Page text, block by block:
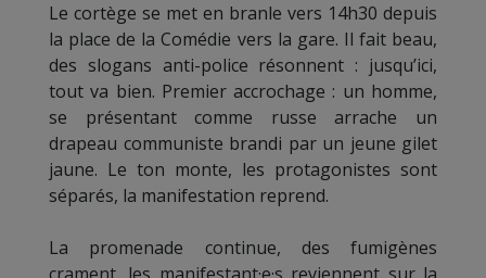
Le cortège se met en branle vers 14h30 depuis
la place de la Comédie vers la gare. Il fait beau,
des slogans anti-police résonnent : jusqu’ici,
tout va bien. Premier accrochage : un homme,
se présentant comme russe arrache un
drapeau communiste brandi par un jeune gilet
jaune. Le ton monte, les protagonistes sont
séparés, la manifestation reprend.
La promenade continue, des fumigènes